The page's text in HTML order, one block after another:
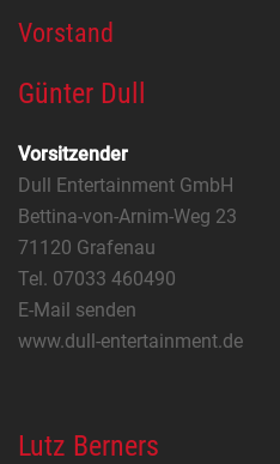
Vorstand
Günter Dull
Vorsitzender
Dull Entertainment GmbH
Bettina-von-Arnim-Weg 23
71120 Grafenau
Tel. 07033 460490
E-Mail senden
www.dull-entertainment.de
Lutz Berners